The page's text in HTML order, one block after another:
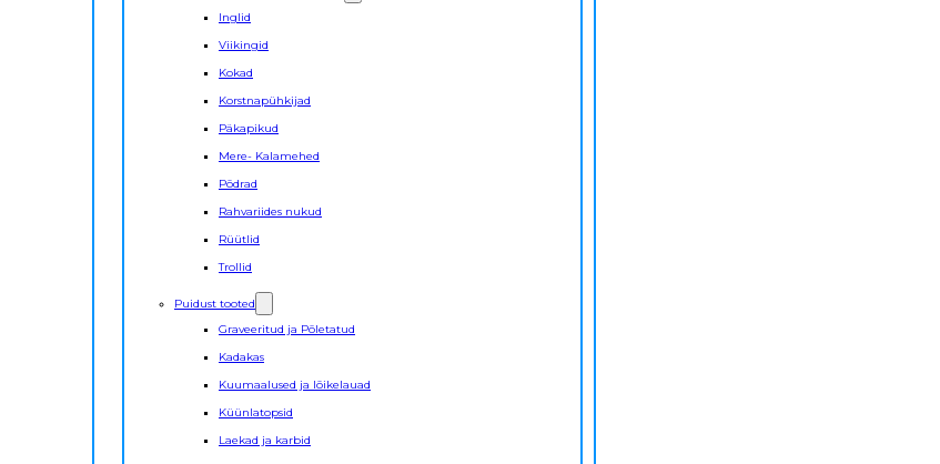
Inglid
Viikingid
Kokad
Korstnapühkijad
Päkapikud
Mere- Kalamehed
Põdrad
Rahvariides nukud
Rüütlid
Trollid
Puidust tooted
Graveeritud ja Põletatud
Kadakas
Kuumaalused ja lõikelauad
Küünlatopsid
Laekad ja karbid